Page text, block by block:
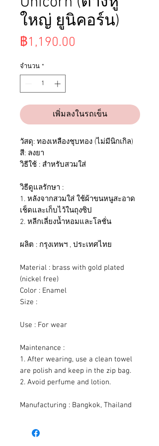
ใหญ่ ยูนิคอร์น)
฿1,190.00
จำนวน *
เพิ่มลงในรถเข็น
วัสดุ: ทองเหลืองชุบทอง (ไม่มีนิกเกิล)
สี: ลงยา
วิธีใช้ : สำหรับสวมใส่
วิธีดูแลรักษา :
1. หลังจากสวมใส่ ใช้ผ้าขนหนูสะอาด
เช็ดและเก็บไว้ในถุงซิป
2. หลีกเลี่ยงน้ำหอมและโลชั่น
ผลิต : กรุงเทพฯ , ประเทศไทย
Material : brass with gold plated
(nickel free)
Color : Enamel
Size :
Use : For wear
Maintenance :
1. After wearing, use a clean towel
are polish and keep in the zip bag.
2. Avoid perfume and lotion.
Manufacturing : Bangkok, Thailand